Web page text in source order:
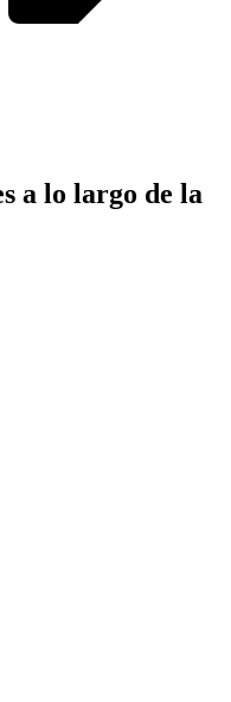
a lo largo de la